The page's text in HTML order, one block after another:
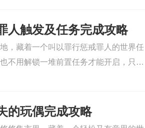
里，找到那个隐蔽的山洞入口，靠近里
人触发及任务完成攻略
，藏着一个叫以罪行惩戒罪人的世界任
不用解锁一堆前置任务才能开启，只要
的传送锚点，再往东北方向走一段路，
处被深渊力量污染的封印石柱展开。玩
的玩偶完成攻略